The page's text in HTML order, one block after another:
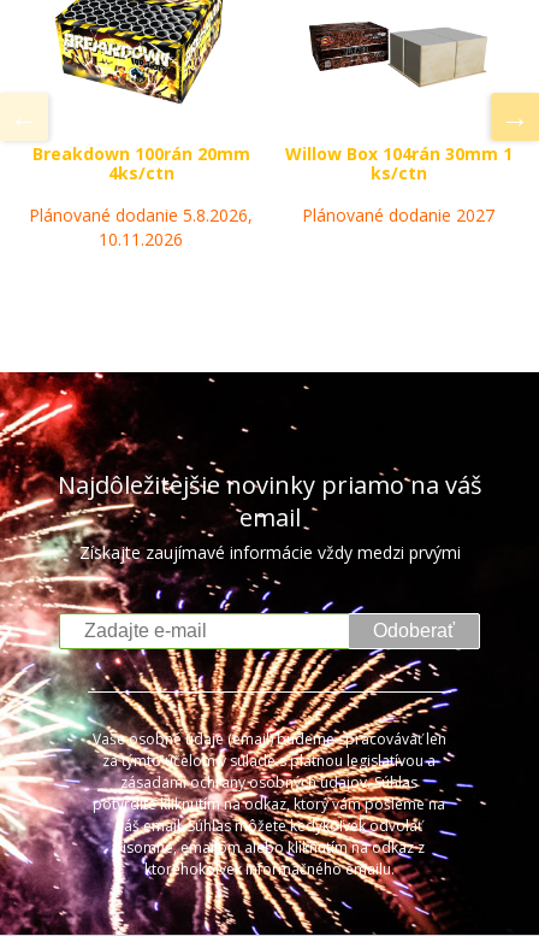
Breakdown 100rán 20mm
4ks/ctn
Plánované dodanie 5.8.2026,
10.11.2026
Willow Box 104rán 30mm 1
ks/ctn
Plánované dodanie 2027
Najdôležitejšie novinky priamo na váš
email
Získajte zaujímavé informácie vždy medzi prvými
Odoberať
Vaše osobné údaje (email) budeme spracovávať len
za týmto účelom v súlade s platnou legislatívou a
zásadami ochrany osobných údajov. Súhlas
potvrdíte kliknutím na odkaz, ktorý vám pošleme na
váš email. Súhlas môžete kedykoľvek odvolať
písomne, emailom alebo kliknutím na odkaz z
ktoréhokoľvek informačného emailu.